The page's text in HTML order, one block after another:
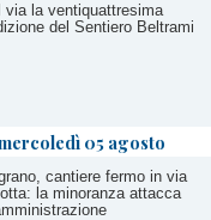
via la ventiquattresima
del Sentiero Beltrami
05 agosto
cantiere fermo in via
la minoranza attacca